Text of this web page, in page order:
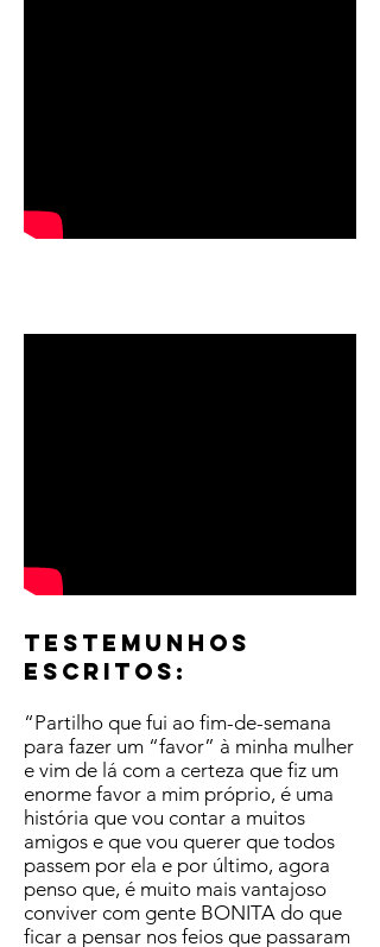
TESTEMUNHOS
ESCRITOS:
“Partilho que fui ao fim-de-semana
para fazer um “favor” à minha mulher
e vim de lá com a certeza que fiz um
enorme favor a mim próprio, é uma
história que vou contar a muitos
amigos e que vou querer que todos
passem por ela e por último, agora
penso que, é muito mais vantajoso
conviver com gente BONITA do que
ficar a pensar nos feios que passaram